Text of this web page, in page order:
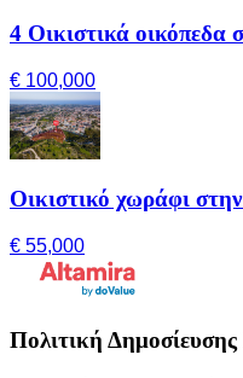
4 Οικιστικά οικόπεδα
€ 100,000
Οικιστικό χωράφι
€ 55,000
Πολιτική Δημοσίευσης